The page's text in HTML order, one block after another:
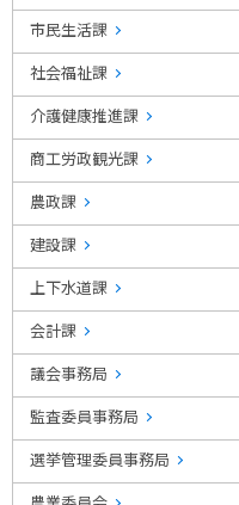
市民生活課
社会福祉課
介護健康推進課
商工労政観光課
農政課
建設課
上下水道課
会計課
議会事務局
監査委員事務局
選挙管理委員事務局